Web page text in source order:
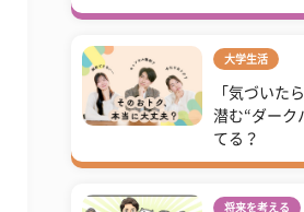
大学生活
「気づいた
潜む“ダーク
てる？
将来を考える